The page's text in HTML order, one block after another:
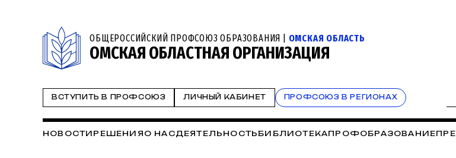
ОБЩЕРОССИЙСКИЙ ПРОФСОЮЗ ОБРАЗОВАНИЯ | ОМСКАЯ ОБЛАСТЬ
ОМСКАЯ ОБЛАСТНАЯ ОРГАНИЗАЦИЯ
ВСТУПИТЬ В ПРОФСОЮЗ ЛИЧНЫЙ КАБИНЕТ ПРОФСОЮЗ В РЕГИОНАХ
НОВОСТИ РЕШЕНИЯ О НАСДЕЯТЕЛЬНОСТЬБИБЛИОТЕКАПРОФОБРАЗОВАНИЕ